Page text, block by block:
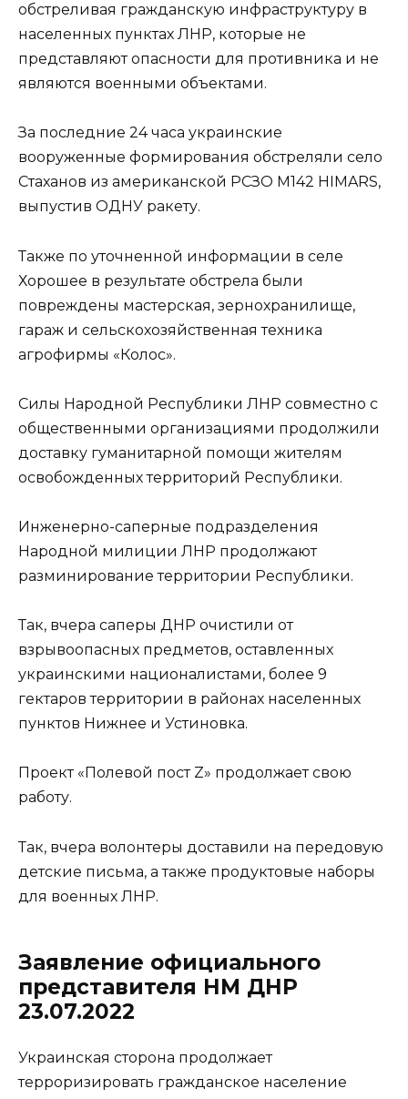
обстреливая гражданскую инфраструктуру в
населенных пунктах ЛНР, которые не
представляют опасности для противника и не
являются военными объектами.
За последние 24 часа украинские
вооруженные формирования обстреляли село
Стаханов из американской РСЗО M142 HIMARS,
выпустив ОДНУ ракету.
Также по уточненной информации в селе
Хорошее в результате обстрела были
повреждены мастерская, зернохранилище,
гараж и сельскохозяйственная техника
агрофирмы «Колос».
Силы Народной Республики ЛНР совместно с
общественными организациями продолжили
доставку гуманитарной помощи жителям
освобожденных территорий Республики.
Инженерно-саперные подразделения
Народной милиции ЛНР продолжают
разминирование территории Республики.
Так, вчера саперы ДНР очистили от
взрывоопасных предметов, оставленных
украинскими националистами, более 9
гектаров территории в районах населенных
пунктов Нижнее и Устиновка.
Проект «Полевой пост Z» продолжает свою
работу.
Так, вчера волонтеры доставили на передовую
детские письма, а также продуктовые наборы
для военных ЛНР.
Заявление официального
представителя НМ ДНР
23.07.2022
Украинская сторона продолжает
терроризировать гражданское население